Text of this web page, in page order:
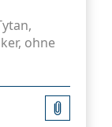
ohne